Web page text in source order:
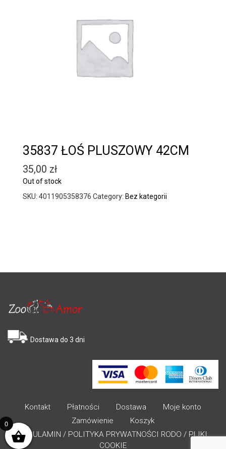
35837 ŁOŚ PLUSZOWY 42CM
35,00 zł
Out of stock
SKU: 4011905358376 Category: Bez kategorii
Dostawa do 3 dni
Kontakt Płatności Dostawa
Moje konto
Zamówienie
Koszyk
REGULAMIN / POLITYKA PRYWATNOŚCI RODO / PLIKI
COOKIE
0